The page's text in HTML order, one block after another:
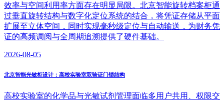
效率与空间利用率方面存在明显局限。北京智能旋转档案柜通
过垂直旋转结构与数字化定位系统的结合，将凭证存储从平面
扩展至立体空间，同时实现毫秒级定位与自动输送，为财务凭
证的高频调阅与全周期追溯提供了硬件基础。
2026-08-05
北京智能光敏柜设计：高校实验室双验证门锁结构
高校实验室的化学品与光敏试剂管理面临多用户共用、权限交